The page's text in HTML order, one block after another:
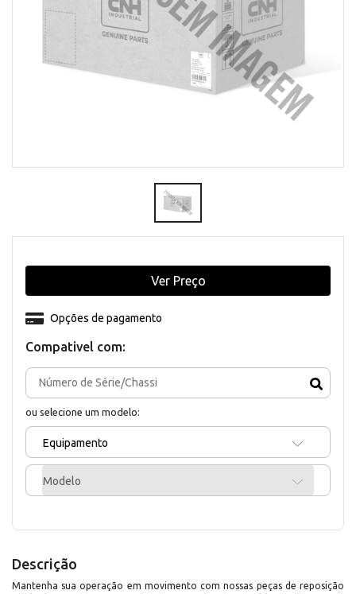
Compativel com:
ou selecione um modelo:
Equipamento
Modelo
Opções de pagamento
Ver Preço
Descrição
Mantenha sua operação em movimento com nossas peças de reposição